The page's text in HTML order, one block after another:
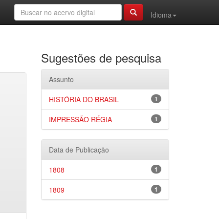
Idioma
Sugestões de pesquisa
Assunto
1
HISTÓRIA DO BRASIL
1
IMPRESSÃO RÉGIA
Data de Publicação
1
1808
1
1809